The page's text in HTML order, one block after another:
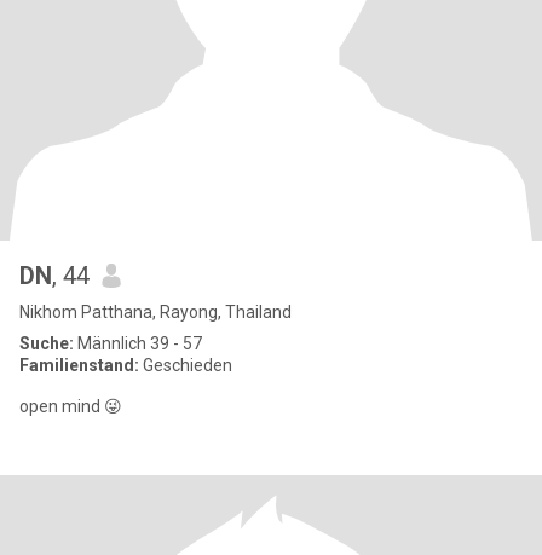
DN, 44
Nikhom Patthana, Rayong, Thailand
Suche: Männlich 39 - 57
Familienstand: Geschieden
open mind 😜